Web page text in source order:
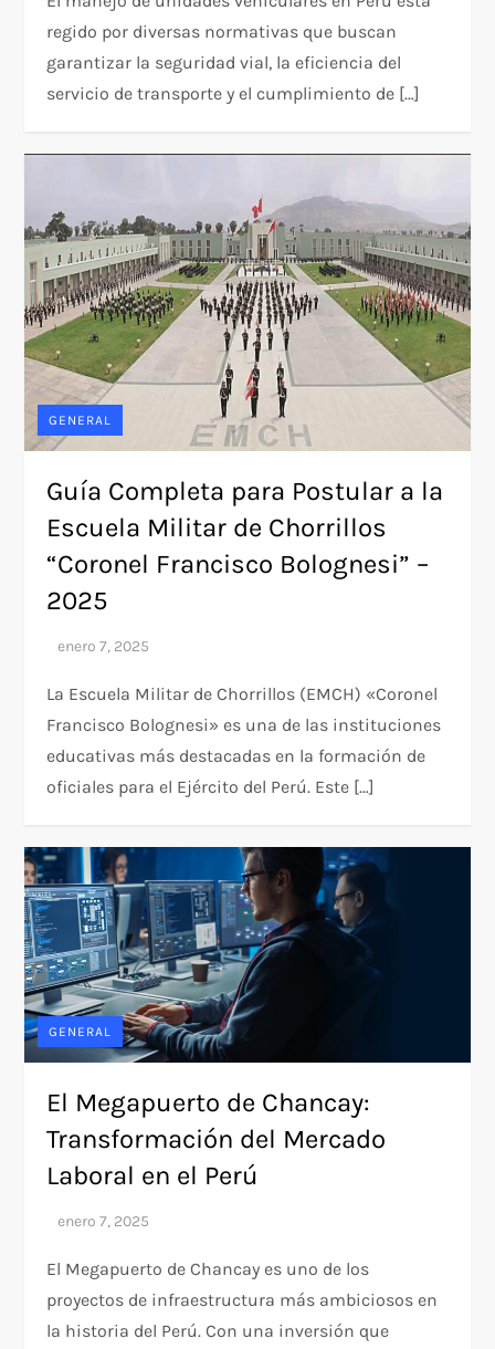
regido por diversas normativas que buscan
garantizar la seguridad vial, la eficiencia del
servicio de transporte y el cumplimiento de […]
GENERAL
Guía Completa para Postular a la
Escuela Militar de Chorrillos
“Coronel Francisco Bolognesi” –
2025
La Escuela Militar de Chorrillos (EMCH) «Coronel
Francisco Bolognesi» es una de las instituciones
educativas más destacadas en la formación de
oficiales para el Ejército del Perú. Este […]
GENERAL
El Megapuerto de Chancay:
Transformación del Mercado
Laboral en el Perú
El Megapuerto de Chancay es uno de los
proyectos de infraestructura más ambiciosos en
la historia del Perú. Con una inversión que